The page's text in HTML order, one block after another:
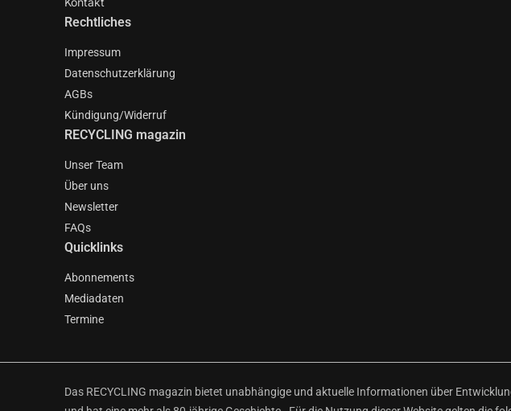
Rechtliches
Impressum
Datenschutzerklärung
AGBs
Kündigung/Widerruf
RECYCLING magazin
Unser Team
Über uns
Newsletter
FAQs
Quicklinks
Abonnements
Mediadaten
Termine
Das RECYCLING magazin bietet unabhängige und aktuelle Informationen über